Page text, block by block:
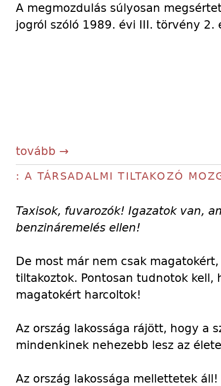
A megmozdulás súlyosan
jogról szóló 1989. évi III. törvény 2.
tovább →
: A TÁRSADALMI TILTAKOZÓ
Taxisok, fuvarozók! Igazatok van,
benzináremelés ellen!
De most már nem csak
tiltakoztok. Pontosan tudnotok kell,
magatokért harcoltok!
Az ország lakossága rájött, hogy a
mindenkinek nehezebb lesz az
Az ország lakossága mellettetek áll!